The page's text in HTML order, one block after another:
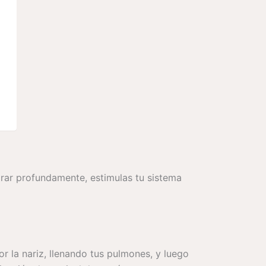
profundamente, estimulas tu sistema
la nariz, llenando tus pulmones, y luego